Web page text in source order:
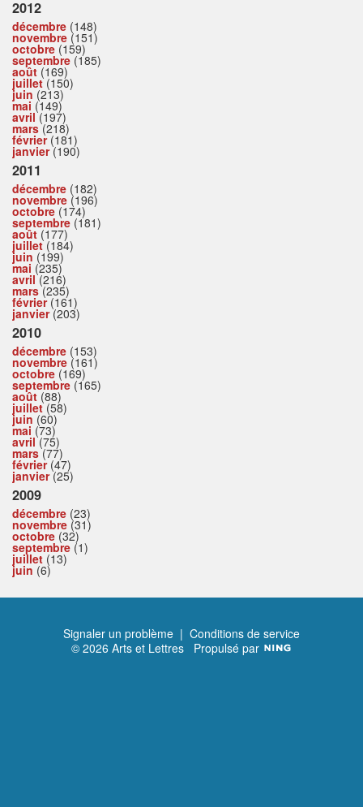
2012
décembre (148)
novembre (151)
octobre (159)
septembre (185)
août (169)
juillet(150)
juin (213)
mai (149)
avril(197)
mars(218)
février(181)
janvier(190)
2011
décembre (182)
novembre (196)
octobre (174)
septembre (181)
août (177)
juillet(184)
juin (199)
mai (235)
avril(216)
mars(235)
février(161)
janvier(203)
2010
décembre (153)
novembre (161)
octobre (169)
septembre (165)
août (88)
juillet(58)
juin (60)
mai (73)
avril(75)
mars(77)
février(47)
janvier(25)
2009
décembre (23)
novembre (31)
octobre (32)
septembre (1)
juillet (13)
juin (6)
Signaler un problème | Conditions de service
© 2026 Arts et Lettres Propulsé par